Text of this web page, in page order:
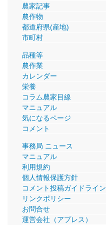
農家記事
農作物
都道府県(産地)
市町村
品種等
農作業
カレンダー
栄養
コラム農家目線
マニュアル
気になるページ
コメント
事務局 ニュース
マニュアル
利用規約
個人情報保護方針
コメント投稿ガイドライン
リンクポリシー
お問合せ
運営会社（アプレス）